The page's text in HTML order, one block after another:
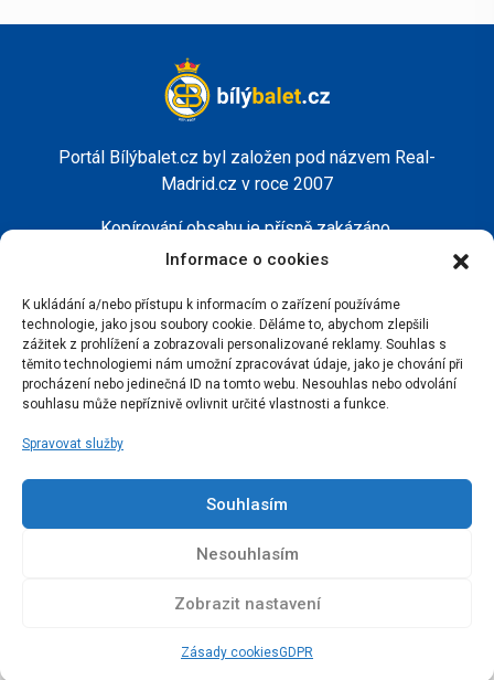
Informace o cookies
K ukládání a/nebo přístupu k informacím o zařízení používáme
technologie, jako jsou soubory cookie. Děláme to, abychom zlepšili
zážitek z prohlížení a zobrazovali personalizované reklamy. Souhlas s
těmito technologiemi nám umožní zpracovávat údaje, jako je chování při
procházení nebo jedinečná ID na tomto webu. Nesouhlas nebo odvolání
souhlasu může nepříznivě ovlivnit určité vlastnosti a funkce.
Spravovat služby
Souhlasím
Nesouhlasím
Zobrazit nastavení
Zásady cookiesGDPR
Portál Bílýbalet.cz byl založen pod názvem Real-
Madrid.cz v roce 2007
Kopírování obsahu je přísně zakázáno.